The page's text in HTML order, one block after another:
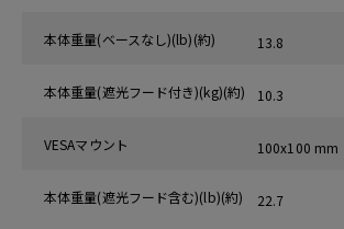
本体重量(ベースなし)(lb)(約) 13.8
本体重量(遮光フード付き)(kg)(約) 10.3
VESAマウント‎ 100x100 mm
本体重量(遮光フード含む)(lb)(約) 22.7